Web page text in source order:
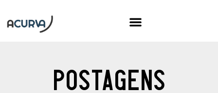
Postagens